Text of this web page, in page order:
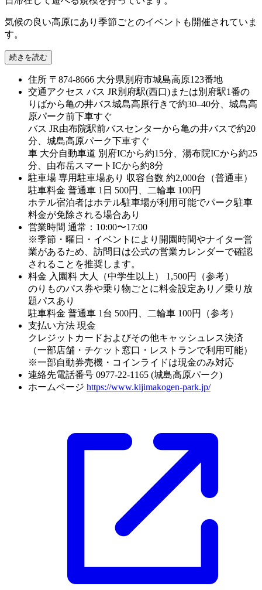
気候の良い高原にあり季節ごとのイベントも開催されていま
す。
続きを読む
住所 〒874-8666 大分県別府市城島高原123番地
交通アクセス バス JR別府駅(西口)または別府駅1番の
りばから亀の井バス城島高原行きで約30–40分、城島高
原パーク前下車すぐ
バス JR由布院駅前バスセンターから亀の井バスで約20
分、城島高原パーク下車すぐ
車 大分自動車道 別府ICから約15分、湯布院ICから約25
分、由布岳スマートICから約8分
駐車場 専用駐車場あり 収容台数 約2,000台（普通車）
駐車料金 普通車 1日 500円、二輪車 100円
ホテル宿泊者はホテル駐車場が利用可能でパーク駐車
料金が免除される場合あり
営業時間 通常：10:00〜17:00
※季節・曜日・イベントにより開園時間やナイター営
業があるため、訪問日は公式の営業カレンダーで確認
されることを推奨します。
料金 入園料 大人（中学生以上） 1,500円（参考）
のりものパス券や乗り物ごとに料金設定あり／乗り放
題パスあり
駐車料金 普通車 1台 500円、二輪車 100円（参考）
支払い方法 現金
クレジットカードおよびその他キャッシュレス決済
（一部店舗・チケット窓口・レストランで利用可能）
※一部自動券売機・コインライドは現金のみ対応
連絡先電話番号 0977-22-1165 (城島高原パーク)
ホームページ https://www.kijimakogen-park.jp/